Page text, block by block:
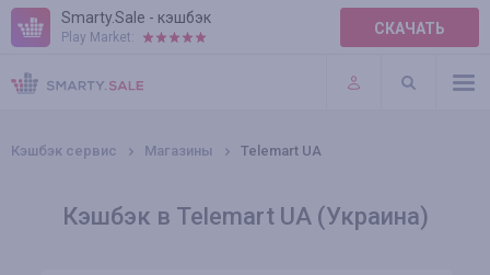
Smarty.Sale - кэшбэк
Play Market: СКАЧАТЬ
ПРАВИЛА
ПЛАГИНЫ
Кэшбэк сервис Магазины Telemart UA
Кэшбэк в Telemart UA (Украина)